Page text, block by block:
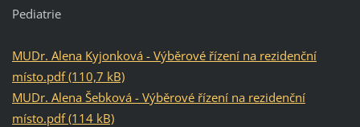
Pediatrie
MUDr. Alena Kyjonková - Výběrové řízení na rezidenční
místo.pdf (110,7 kB)
MUDr. Alena Šebková - Výběrové řízení na rezidenční
místo.pdf (114 kB)